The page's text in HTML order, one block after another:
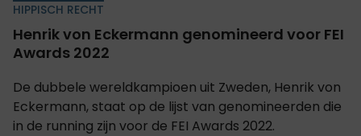
HIPPISCH RECHT
Henrik von Eckermann genomineerd voor FEI
Awards 2022
De dubbele wereldkampioen uit Zweden, Henrik von
Eckermann, staat op de lijst van genomineerden die
in de running zijn voor de FEI Awards 2022.